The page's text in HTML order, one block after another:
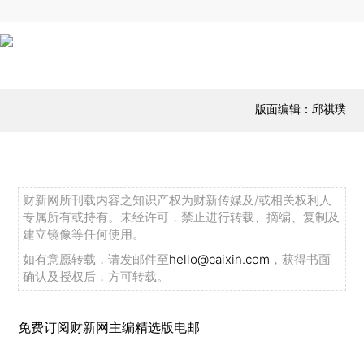
版面编辑：邱祺璞
财新网所刊载内容之知识产权为财新传媒及/或相关权利人
专属所有或持有。未经许可，禁止进行转载、摘编、复制及
建立镜像等任何使用。
如有意愿转载，请发邮件至hello@caixin.com ，获得书面
确认及授权后，方可转载。
免费订阅财新网主编精选版电邮